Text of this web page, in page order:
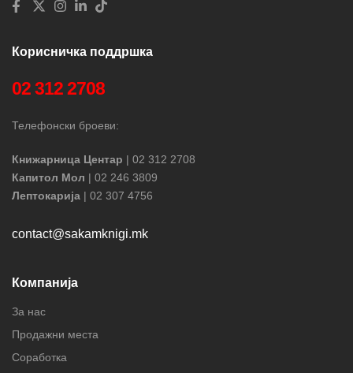
Корисничка поддршка
02 312 2708
Телефонски броеви:
Книжарница Центар | 02 312 2708
Капитол Мол | 02 246 3809
Лептокарија | 02 307 4756
contact@sakamknigi.mk
Компанија
За нас
Продажни места
Соработка